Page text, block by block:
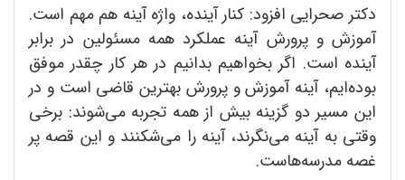
دکتر صحرایی افزود: کنار آینده، واژه آینه هم مهم است.
آموزش و پرورش آینه عملکرد همه مسئولین در برابر
آینده است. اگر بخواهیم بدانیم در هر کار چقدر موفق
بوده‌ایم، آینه آموزش و پرورش بهترین قاضی است و در
این مسیر دو گزینه بیش‌ از همه تجربه می‌شوند: برخی
وقتی به آینه می‌نگرند، آینه را می‌شکنند و این قصه پر
غصه مدرسه‌هاست.